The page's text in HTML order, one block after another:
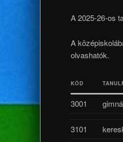
A 2025-26-os
A
olvashatók.
KÓD
3001
3101